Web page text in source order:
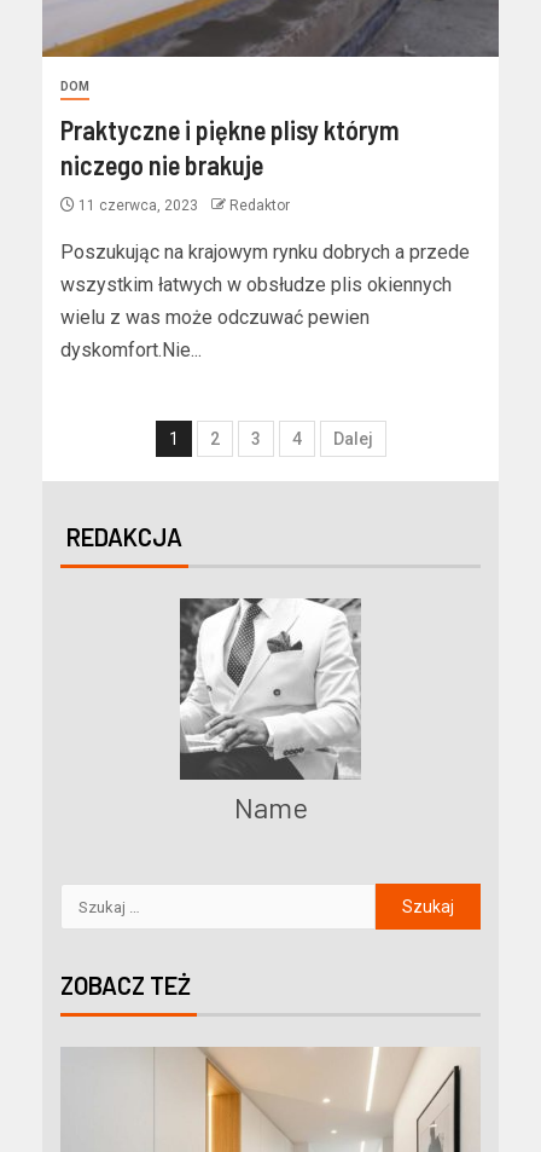
DOM
Praktyczne i piękne plisy którym
niczego nie brakuje
11 czerwca, 2023 Redaktor
Poszukując na krajowym rynku dobrych a przede
wszystkim łatwych w obsłudze plis okiennych
wielu z was może odczuwać pewien
dyskomfort.Nie...
1 2 3 4 Dalej
REDAKCJA
Name
ZOBACZ TEŻ